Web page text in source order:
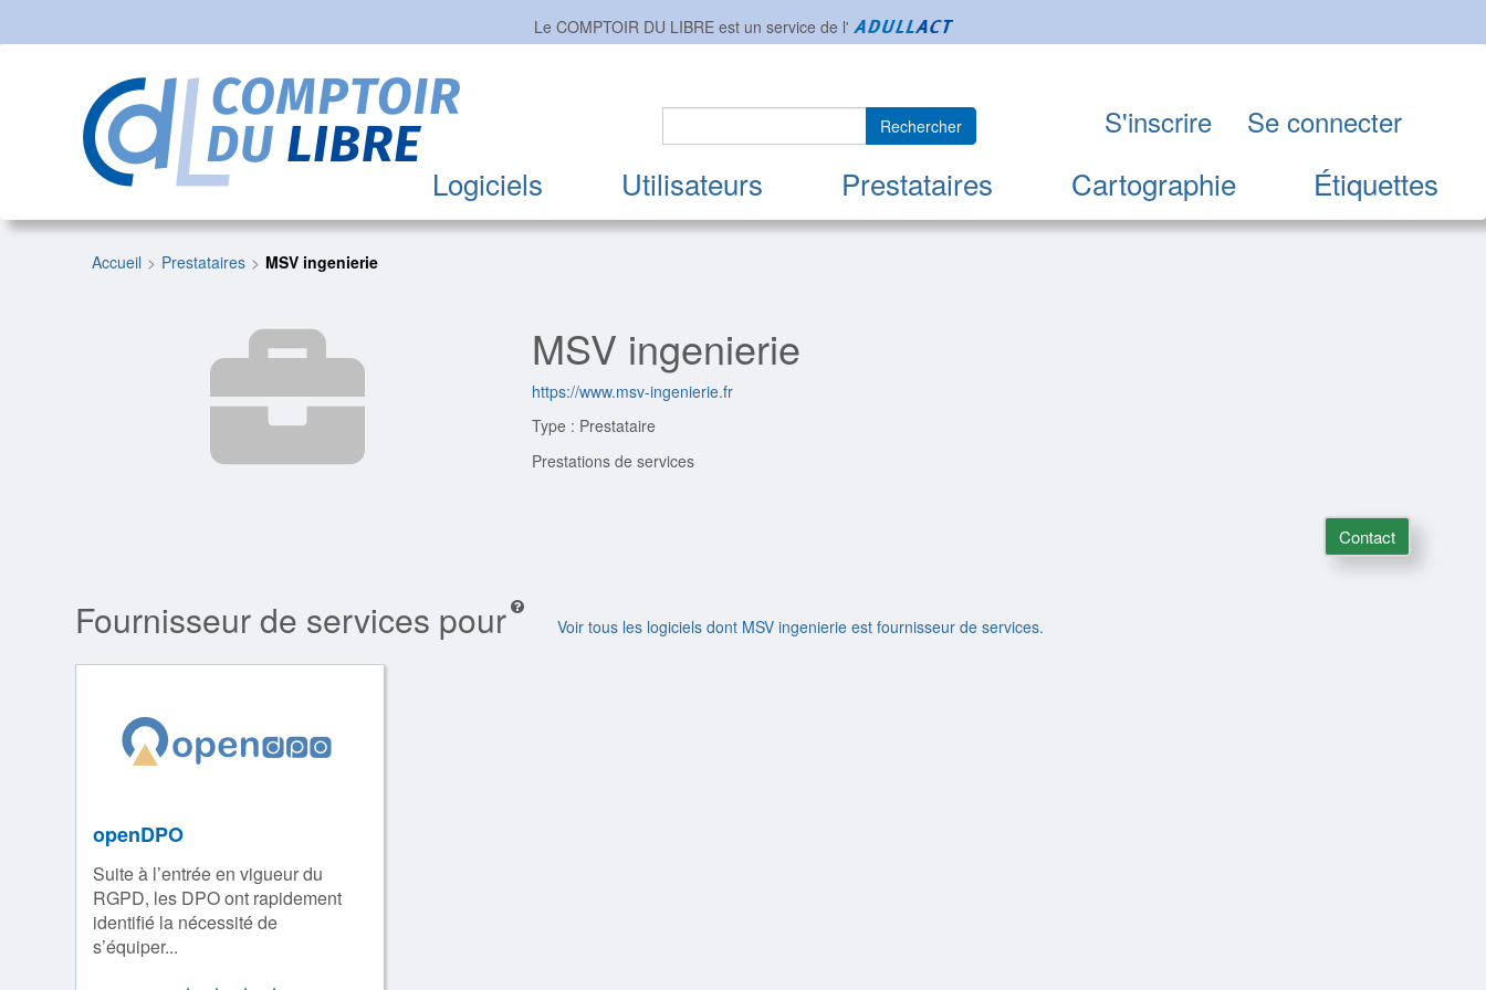
Le COMPTOIR DU LIBRE est un service de l'
Logiciels Utilisateurs Prestataires Cartographie Étiquettes
Rechercher S'inscrire Se connecter
Accueil Prestataires MSV ingenierie
MSV ingenierie
https://www.msv-ingenierie.fr
Type : Prestataire
Prestations de services
Contact
Fournisseur de services pour Voir tous les logiciels dont MSV ingenierie est fournisseur de services.
openDPO
Suite à l’entrée en vigueur du
RGPD, les DPO ont rapidement
identifié la nécessité de
s’équiper...